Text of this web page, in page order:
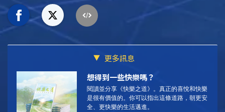
更多訊息
想得到一些快樂嗎？
閱讀並分享《快樂之道》。 真正的喜悅和快樂
是很有價值的。你可以指出這條道路，朝更安
全、更快樂的生活邁進。